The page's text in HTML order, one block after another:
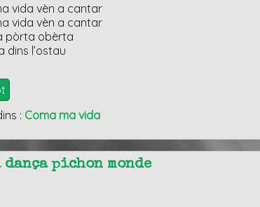
vida vèn a cantar
vida vèn a cantar
pòrta obèrta
dins l’ostau
: Coma ma vida
dança pichon monde